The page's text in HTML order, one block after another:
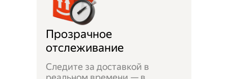
Прозрачное
отслеживание
Следите за доставкой в